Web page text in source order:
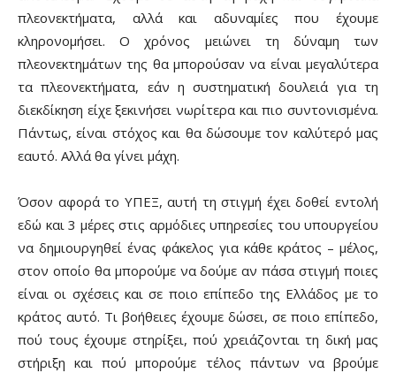
πλεονεκτήματα, αλλά και αδυναμίες που έχουμε
κληρονομήσει. Ο χρόνος μειώνει τη δύναμη των
πλεονεκτημάτων της θα μπορούσαν να είναι μεγαλύτερα
τα πλεονεκτήματα, εάν η συστηματική δουλειά για τη
διεκδίκηση είχε ξεκινήσει νωρίτερα και πιο συντονισμένα.
Πάντως, είναι στόχος και θα δώσουμε τον καλύτερό μας
εαυτό. Αλλά θα γίνει μάχη.
Όσον αφορά το ΥΠΕΞ, αυτή τη στιγμή έχει δοθεί εντολή
εδώ και 3 μέρες στις αρμόδιες υπηρεσίες του υπουργείου
να δημιουργηθεί ένας φάκελος για κάθε κράτος – μέλος,
στον οποίο θα μπορούμε να δούμε αν πάσα στιγμή ποιες
είναι οι σχέσεις και σε ποιο επίπεδο της Ελλάδος με το
κράτος αυτό. Τι βοήθειες έχουμε δώσει, σε ποιο επίπεδο,
πού τους έχουμε στηρίξει, πού χρειάζονται τη δική μας
στήριξη και πού μπορούμε τέλος πάντων να βρούμε